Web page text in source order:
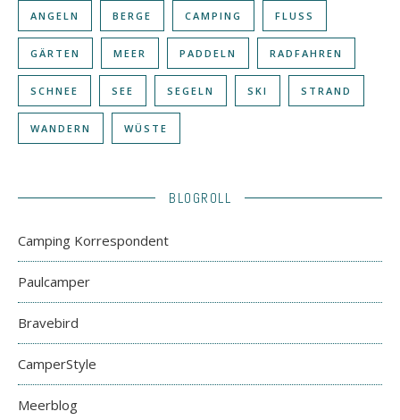
ANGELN BERGE CAMPING FLUSS
GÄRTEN MEER PADDELN RADFAHREN
SCHNEE SEE SEGELN SKI STRAND
WANDERN WÜSTE
BLOGROLL
Camping Korrespondent
Paulcamper
Bravebird
CamperStyle
Meerblog